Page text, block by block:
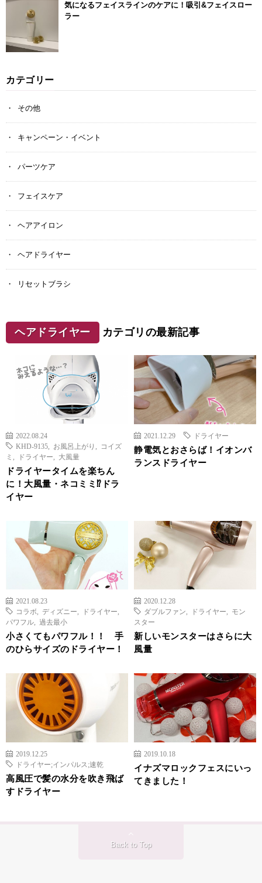
気になるフェイスラインのケアに！吸引&フェイスロー
ラー
カテゴリー
その他
キャンペーン・イベント
パーツケア
フェイスケア
ヘアアイロン
ヘアドライヤー
リセットブラシ
ヘアドライヤー カテゴリの最新記事
2022.08.24
KHD-9135
お風呂上がり
コイズ
ミ
ドライヤー 大風量
ドライヤータイムを楽ちん
に！大風量・ネコミミ⁉ドラ
イヤー
2021.12.29 ドライヤー
静電気とおさらば！イオンバ
ランスドライヤー
2021.08.23
コラボ
ディズニー ドライヤー
パワフル
過去最小
小さくてもパワフル！！ 手
のひらサイズのドライヤー！
2020.12.28
ダブルファン
ドライヤー
モン
スター
新しいモンスターはさらに大
風量
2019.12.25
ドライヤー;インパルス;速乾
高風圧で髪の水分を吹き飛ば
すドライヤー
2019.10.18
イナズマロックフェスにいっ
てきました！
Back to Top